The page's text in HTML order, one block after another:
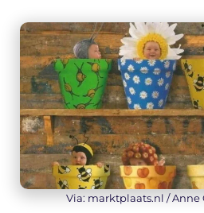
Via: marktplaats.nl / Anne